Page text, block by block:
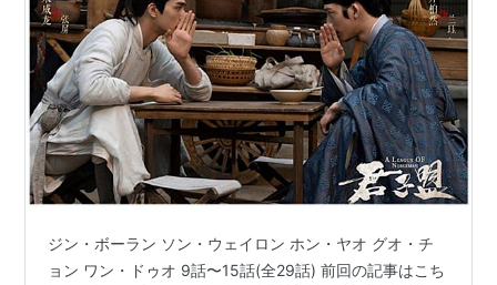
ジン・ボーラン ソン・ウェイロン ホン・ヤオ グオ・チ
ョン ワン・ドゥオ 9話〜15話(全29話) 前回の記事はこち